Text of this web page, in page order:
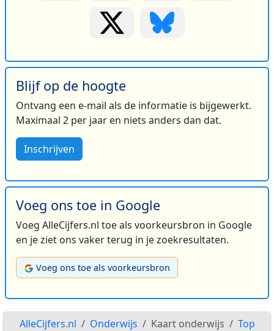
Blijf op de hoogte
Ontvang een e-mail als de informatie is bijgewerkt.
Maximaal 2 per jaar en niets anders dan dat.
Inschrijven
Voeg ons toe in Google
Voeg AlleCijfers.nl toe als voorkeursbron in Google
en je ziet ons vaker terug in je zoekresultaten.
Voeg ons toe als voorkeursbron
AlleCijfers.nl Onderwijs Kaart onderwijs Top